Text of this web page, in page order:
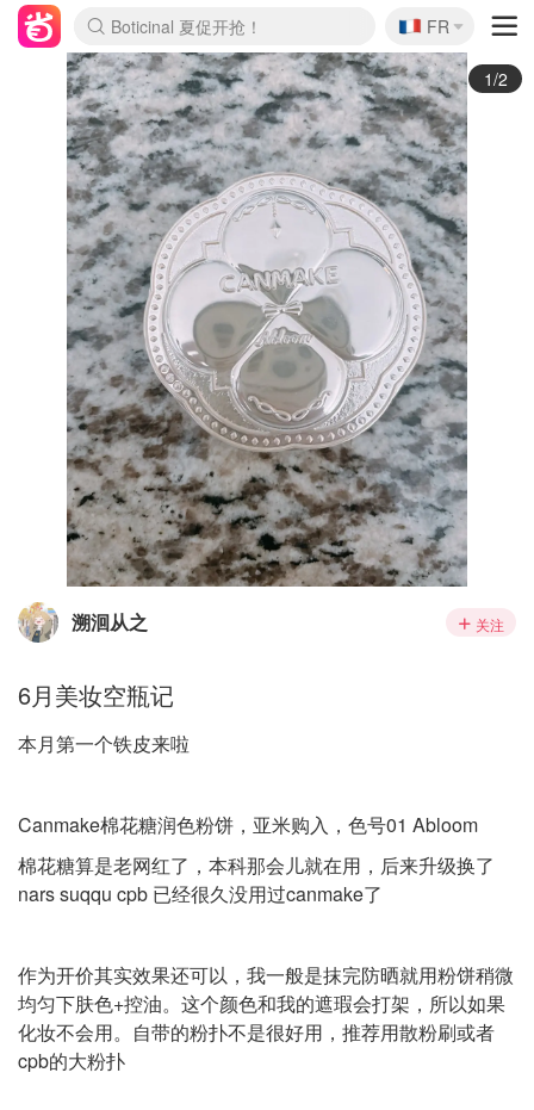
Boticinal 夏促开抢！
4折！lulu周四疯狂上新
还没结束！&OtherStories大促
Joybuy变相75折 随时失效
速领！Stanley独家85折
疑似霸哥！Camper额外叠85折
Zalando 奥莱闪促！每日更新
Moncler反季囤！5折起+叠9折
Coach Brooklyn仅€192
🇫🇷
FR
2/2
溯洄从之 关注
6月美妆空瓶记
本月第一个铁皮来啦
Canmake棉花糖润色粉饼，亚米购入，色号01 Abloom
棉花糖算是老网红了，本科那会儿就在用，后来升级换了
nars suqqu cpb 已经很久没用过canmake了
作为开价其实效果还可以，我一般是抹完防晒就用粉饼稍微
均匀下肤色+控油。这个颜色和我的遮瑕会打架，所以如果
化妆不会用。自带的粉扑不是很好用，推荐用散粉刷或者
cpb的大粉扑